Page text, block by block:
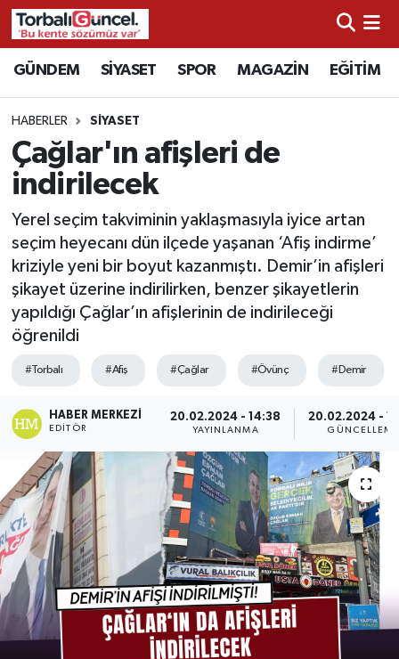
GÜNDEM SİYASET SPOR MAGAZİN EĞİTİM
HABERLER SİYASET
Çağlar'ın afişleri de
indirilecek
Yerel seçim takviminin yaklaşmasıyla iyice artan
seçim heyecanı dün ilçede yaşanan ‘Afiş indirme’
kriziyle yeni bir boyut kazanmıştı. Demir’in afişleri
şikayet üzerine indirilirken, benzer şikayetlerin
yapıldığı Çağlar’ın afişlerinin de indirileceği
öğrenildi
#Torbalı #Afiş #Çağlar #Övünç #Demir
HABER MERKEZI
EDITÖR
20.02.2024 - 14:38
YAYINLANMA
20.02.2024 -
GÜNCELLEME
İzmir Nöbetçi Eczaneler
İzmir Hava Durumu
İzmir Namaz Vakitleri
Süper Lig Puan Durumu ve Fikstür
Tüm Manşetler
Son Dakika Haberleri